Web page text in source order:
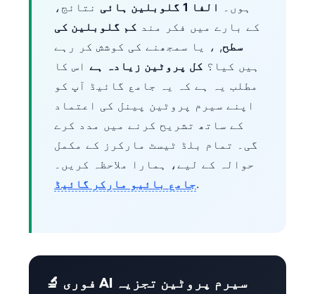
ہوں۔ الفا 1 گلوبلین ہائی
نتائج،
کے بارے میں فکر مند کم گلوبلین کی
سطح, ، یا سمجھنے کی کوشش کر رہے
ہیں کیا؟ کل پروٹین زیادہ ہے اس کا
مطلب یہ ہے کہ یہ جامع گائیڈ آپ کو
اپنے سیرم پروٹین پینل کی اعتماد
کے ساتھ تشریح کرنے میں مدد کرے
گی۔ تمام بلڈ ٹیسٹ مارکرز کے مکمل
حوالہ کے لیے، ہمارا ملاحظہ کریں۔
جامع بائیو مارکر گائیڈ.
🔬 فوری AI سیرم پروٹین تجزیہ